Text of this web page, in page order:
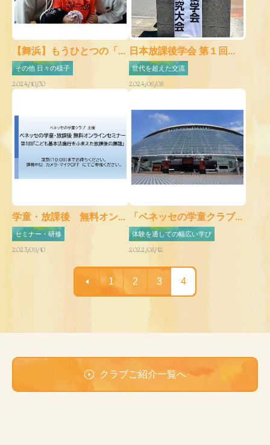
【舞浜】もうひとつの「...
その他 日々の様子
2024/10/30
日本放課後学会 第１回...
世代を超えた交流
2024/06/08
学童・放課後 無料オン...
セミナー・研修
2023/09/10
「ベネッセの学童クラブ...
体験を通しての幅広い学び
2022/08/12
1 2 3 4
クラブご紹介一覧へ